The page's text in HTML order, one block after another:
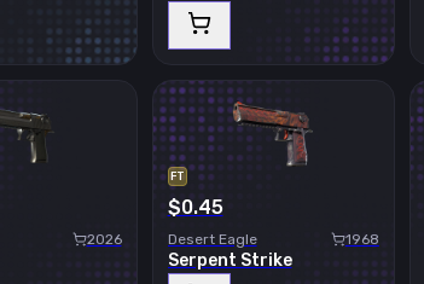
2026
FT
$0.45
Desert Eagle 1968
Serpent Strike